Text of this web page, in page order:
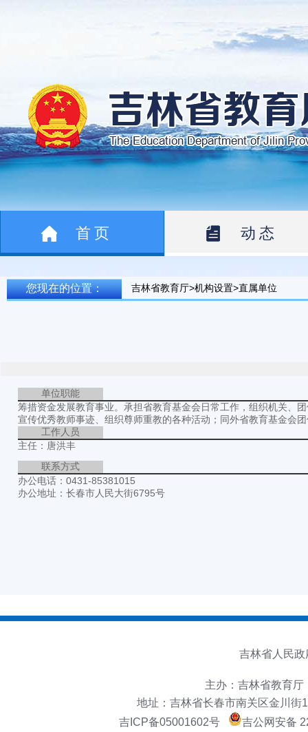
首页 动态
您现在的位置： 吉林省教育厅>机构设置>直属单位
单位职能
筹措资金发展教育事业。承担省教育基金会日常工作，组织机关、
宣传优秀教师事迹、组织尊师重教的各种活动；同外省教育基金会
工作人员
主任：唐洪丰
联系方式
办公电话：0431-85381015
办公地址：长春市人民大街6795号
吉林省人民政
主办：吉林省教育
地址：吉林省长春市南关区金川
吉ICP备05001602号
吉公网安备